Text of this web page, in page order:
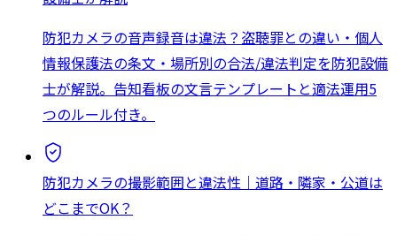
防犯カメラの音声録音は違法？盗聴罪との違い・個人
情報保護法の条文・場所別の合法/違法判定を防犯設備
士が解説。告知看板の文言テンプレートと適法運用5
つのルール付き。
防犯カメラの撮影範囲と違法性｜道路・隣家・公道は
どこまでOK？